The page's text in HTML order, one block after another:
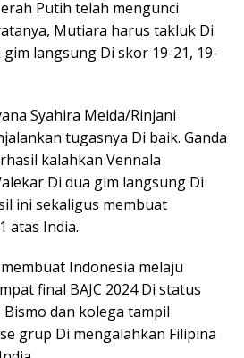
Putih telah mengunci
Mutiara harus takluk Di
langsung Di skor 19-21, 19-
Syahira Meida/Rinjani
tugasnya Di baik. Ganda
kalahkan Vennala
Di dua gim langsung Di
ini sekaligus membuat
atas India.
Indonesia melaju
final BAJC 2024 Di status
Bismo dan kolega tampil
grup Di mengalahkan Filipina